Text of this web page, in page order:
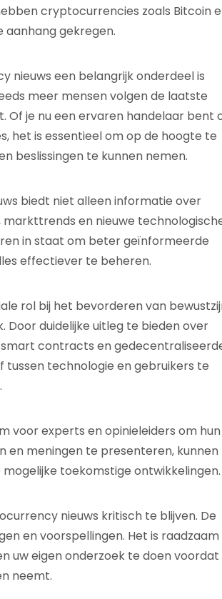
cryptocurrencies zoals Bitcoin
aanhang gekregen.
nieuws een belangrijk onderdeel is
meer mensen volgen de laatste
Of je nu een ervaren handelaar bent
het is essentieel om op de hoogte te
beslissingen te kunnen nemen.
biedt niet alleen informatie over
en nieuwe
in staat om beter geïnformeerde
effectiever te beheren.
rol bij het bevorderen van
Door duidelijke uitleg te bieden over
contracts en
tussen technologie en gebruikers te
voor experts en opinieleiders om hun
en meningen te presenteren, kunnen
toekomstige ontwikkelingen.
nieuws kritisch te blijven. De
en voorspellingen. Het is raadzaam
uw eigen onderzoek te doen voordat
neemt.